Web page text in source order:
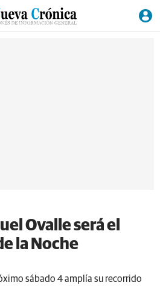
Ovalle será el
la Noche
sábado 4 amplía su recorrido